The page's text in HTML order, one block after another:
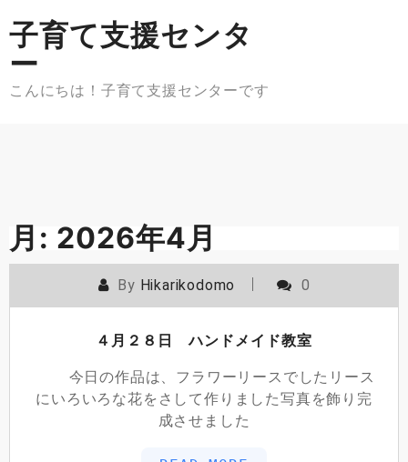
to
content
子育て支援センタ
ー
こんにちは！子育て支援センターです
月: 2026年4月
By Hikarikodomo 0
４月２８日 ハンドメイド教室
今日の作品は、フラワーリースでしたリース
にいろいろな花をさして作りました写真を飾り完
成させました